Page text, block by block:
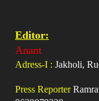
Editor:
Anant
Adress-I : Jakholi,
Press Reporter